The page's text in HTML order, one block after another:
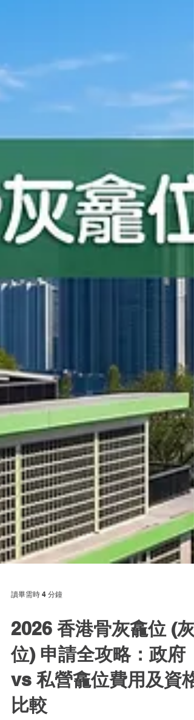
讀畢需時 4 分鐘
2026 香港骨灰龕位 (灰
位) 申請全攻略：政府
vs 私營龕位費用及資格